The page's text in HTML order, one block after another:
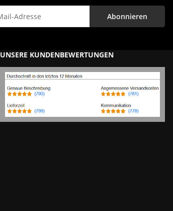
UNSERE KUNDENBEWERTUNGEN
Abonnieren